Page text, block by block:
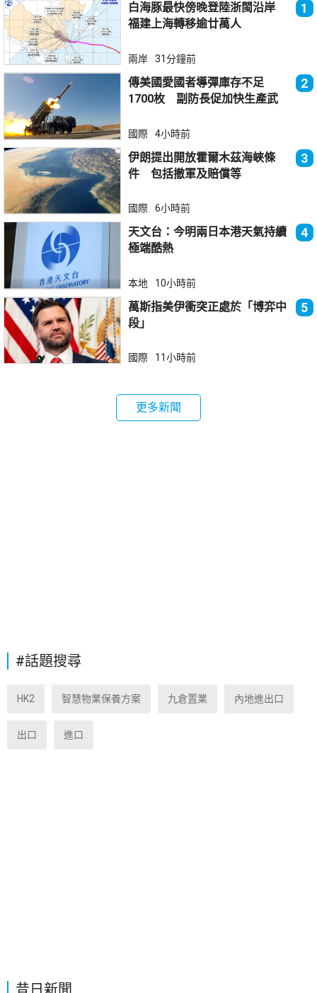
白海豚最快傍晚登陸浙閩沿岸
福建上海轉移逾廿萬人
1
兩岸 31分鐘前
傳美國愛國者導彈庫存不足
1700枚 副防長促加快生產武
2
國際 4小時前
伊朗提出開放霍爾木茲海峽條
件 包括撤軍及賠償等
3
國際 6小時前
天文台：今明兩日本港天氣持續
極端酷熱
4
本地 10小時前
萬斯指美伊衝突正處於「博弈中
段」
5
國際 11小時前
更多新聞
#話題搜尋
HK2 智慧物業保養方案 九倉置業 內地進出口
出口 進口